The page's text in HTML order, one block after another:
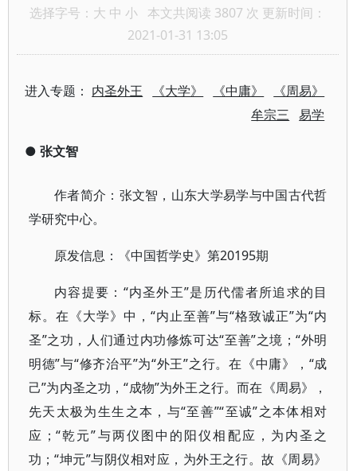
选择字号： 大 中 小 本文共阅读 3807 次 更新时间：
2021-01-31 13:05
进入专题： 内圣外王 《大学》 《中庸》
《周易》
牟宗三
易学
● 张文智
作者简介：张文智，山东大学易学与中国古代哲
学研究中心。
原发信息：《中国哲学史》第20195期
内容提要：“内圣外王”是历代儒者所追求的目
标。在《大学》中，“内止至善”与“格致诚正”为“内
圣”之功，人们通过内功修炼可达“至善”之境；“外明
明德”与“修齐治平”为“外王”之行。在《中庸》，“成
己”为内圣之功，“成物”为外王之行。而在《周易》，
先天太极为生生之本，与“至善”“至诚”之本体相对
应；“乾元”与两仪图中的阳仪相配应，为内圣之
功；“坤元”与阴仪相对应，为外王之行。故《周易》